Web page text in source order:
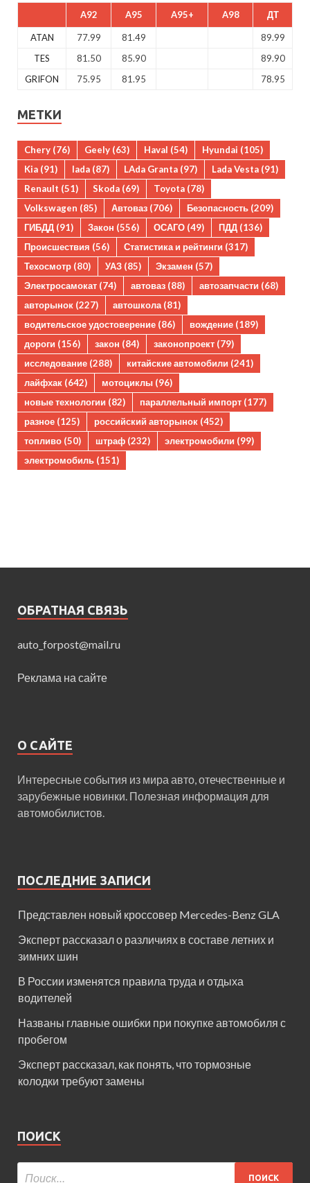
A92 A95 A95+ A98 ДТ
ATAN 77.99 81.49
89.99
TES
81.50 85.90
89.90
GRIFON
75.95 81.95 78.95
МЕТКИ
Chery (76) Geely (63) Haval (54) Hyundai (105)
Kia (91) lada (87) LAda Granta (97) Lada Vesta (91)
Renault (51) Skoda (69) Toyota (78)
Volkswagen (85) Автоваз (706) Безопасность (209)
ГИБДД (91) Закон (556) ОСАГО (49) ПДД (136)
Происшествия (56) Статистика и рейтинги (317)
Техосмотр (80) УАЗ (85) Экзамен (57)
Электросамокат (74) автоваз (88) автозапчасти (68)
авторынок (227) автошкола(81)
водительское удостоверение (86) вождение (189)
дороги (156) закон (84) законопроект (79)
исследование (288) китайские автомобили (241)
лайфхак (642) мотоциклы (96)
новые технологии (82) параллельный импорт (177)
разное (125) российский авторынок (452)
топливо (50) штраф (232) электромобили (99)
электромобиль (151)
ОБРАТНАЯ СВЯЗЬ
auto_forpost@mail.ru
Реклама на сайте
О САЙТЕ
Интересные события из мира авто, отечественные и
зарубежные новинки. Полезная информация для
автомобилистов.
ПОСЛЕДНИЕ ЗАПИСИ
Представлен новый кроссовер Mercedes-Benz GLA
Эксперт рассказал о различиях в составе летних и
зимних шин
В России изменятся правила труда и отдыха
водителей
Названы главные ошибки при покупке автомобиля с
пробегом
Эксперт рассказал, как понять, что тормозные
колодки требуют замены
ПОИСК